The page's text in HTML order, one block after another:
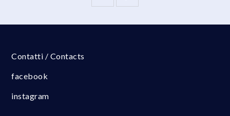
articoli
Contatti / Contacts
facebook
instagram